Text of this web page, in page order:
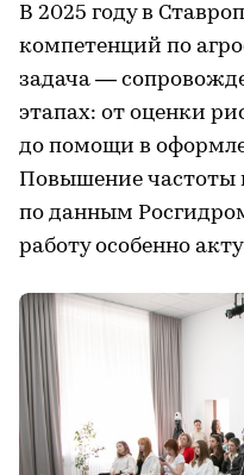
В 2025 году в
компетенций по
задача —
этапах: от оценки
до помощи в
Повышение частоты
по данным
работу особенно